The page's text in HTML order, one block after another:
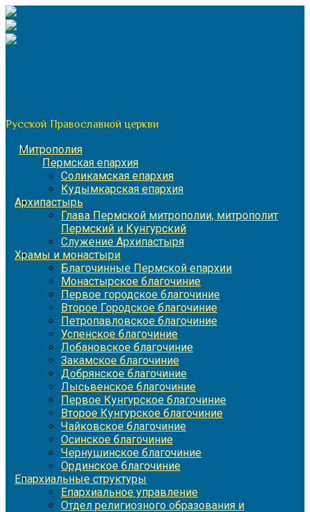
Перейти
к
содержимому
Русской Православной церкви
Митрополия
Пермская епархия
Соликамская епархия
Кудымкарская епархия
Архипастырь
Глава Пермской митрополии, митрополит
Пермский и Кунгурский
Служение Архипастыря
Храмы и монастыри
Благочинные Пермской епархии
Монастырское благочиние
Первое городское благочиние
Второе Городское благочиние
Петропавловское благочиние
Успенское благочиние
Лобановское благочиние
Закамское благочиние
Добрянское благочиние
Лысьвенское благочиние
Первое Кунгурское благочиние
Второе Кунгурское благочиние
Чайковское благочиние
Осинское благочиние
Чернушинское благочиние
Ординское благочиние
Епархиальные структуры
Епархиальное управление
Отдел религиозного образования и